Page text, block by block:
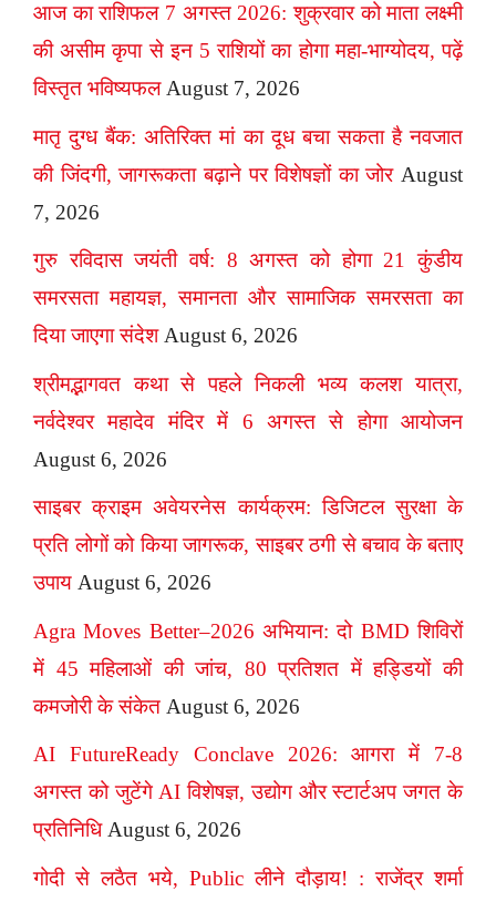
आज का राशिफल 7 अगस्त 2026: शुक्रवार को माता लक्ष्मी
की असीम कृपा से इन 5 राशियों का होगा महा-भाग्योदय, पढ़ें
विस्तृत भविष्यफल August 7, 2026
मातृ दुग्ध बैंक: अतिरिक्त मां का दूध बचा सकता है नवजात
की जिंदगी, जागरूकता बढ़ाने पर विशेषज्ञों का जोर August
7, 2026
गुरु रविदास जयंती वर्ष: 8 अगस्त को होगा 21 कुंडीय
समरसता महायज्ञ, समानता और सामाजिक समरसता का
दिया जाएगा संदेश August 6, 2026
श्रीमद्भागवत कथा से पहले निकली भव्य कलश यात्रा,
नर्वदेश्वर महादेव मंदिर में 6 अगस्त से होगा आयोजन
August 6, 2026
साइबर क्राइम अवेयरनेस कार्यक्रम: डिजिटल सुरक्षा के
प्रति लोगों को किया जागरूक, साइबर ठगी से बचाव के बताए
उपाय August 6, 2026
Agra Moves Better–2026 अभियान: दो BMD शिविरों
में 45 महिलाओं की जांच, 80 प्रतिशत में हड्डियों की
कमजोरी के संकेत August 6, 2026
AI FutureReady Conclave 2026: आगरा में 7-8
अगस्त को जुटेंगे AI विशेषज्ञ, उद्योग और स्टार्टअप जगत के
प्रतिनिधि August 6, 2026
गोदी से लठैत भये, Public लीने दौड़ाय! : राजेंद्र शर्मा